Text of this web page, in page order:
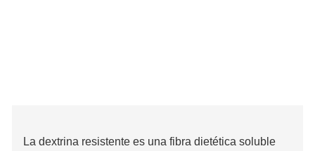
La dextrina resistente es una fibra dietética soluble